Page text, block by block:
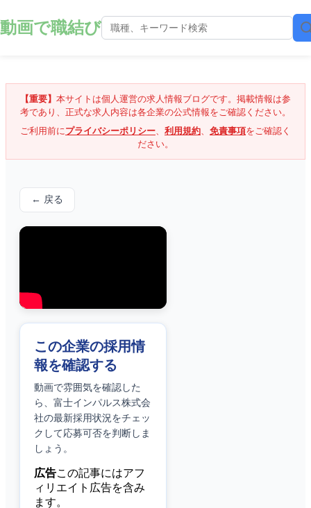
動画で職結び
【重要】 本サイトは個人運営の求人情報ブログです。掲載情報は参
考であり、正式な求人内容は各企業の公式情報をご確認ください。
ご利用前にプライバシーポリシー、 利用規約、 免責事項をご確認く
ださい。
← 戻る
この企業の採用情
報を確認する
動画で雰囲気を確認した
ら、 富士インパルス株式会
社の最新採用状況をチェッ
クして応募可否を判断しま
しょう。
広告この記事にはアフ
ィリエイト広告を含み
ます。